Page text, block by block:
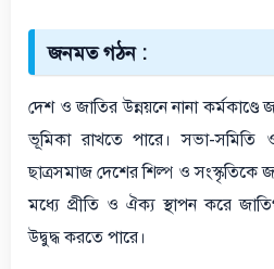
জনমত গঠন :
দেশ ও জাতির উন্নয়নে নানা
ভূমিকা রাখতে পারে। সভা-সমিতি
ছাত্রসমাজ দেশের শিল্প ও সংস্কৃতিকে
মধ্যে প্রীতি ও ঐক্য স্থাপন করে
উদ্বুদ্ধ করতে পারে।